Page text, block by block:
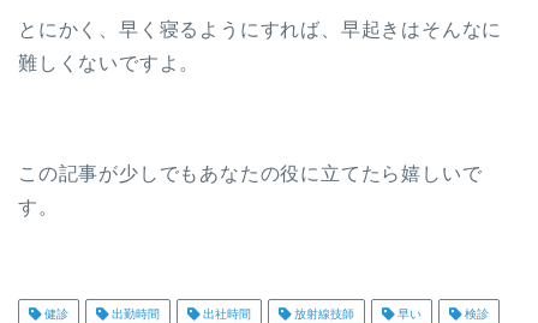
とにかく、早く寝るようにすれば、早起きはそんなに
難しくないですよ。
この記事が少しでもあなたの役に立てたら嬉しいで
す。
健診 出勤時間 出社時間 放射線技師 早い 検診